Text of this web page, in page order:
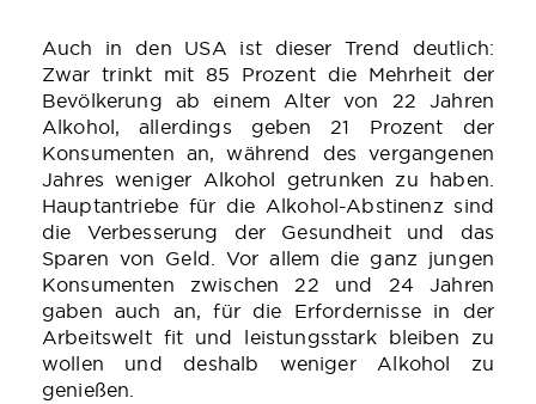
Auch in den USA ist dieser Trend deutlich:
Zwar trinkt mit 85 Prozent die Mehrheit der
Bevölkerung ab einem Alter von 22 Jahren
Alkohol, allerdings geben 21 Prozent der
Konsumenten an, während des vergangenen
Jahres weniger Alkohol getrunken zu haben.
Hauptantriebe für die Alkohol-Abstinenz sind
die Verbesserung der Gesundheit und das
Sparen von Geld. Vor allem die ganz jungen
Konsumenten zwischen 22 und 24 Jahren
gaben auch an, für die Erfordernisse in der
Arbeitswelt fit und leistungsstark bleiben zu
wollen und deshalb weniger Alkohol zu
genießen.